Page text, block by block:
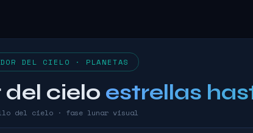
DEL CIELO · PLANETAS
cielo estrellas
del cielo · fase lunar visual